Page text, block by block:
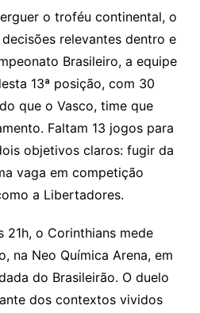
o troféu continental, o
relevantes dentro e
Brasileiro, a equipe
13ª posição, com 30
que o Vasco, time que
Faltam 13 jogos para
objetivos claros: fugir da
vaga em competição
a Libertadores.
21h, o Corinthians mede
na Neo Química Arena, em
do Brasileirão. O duelo
dos contextos vividos